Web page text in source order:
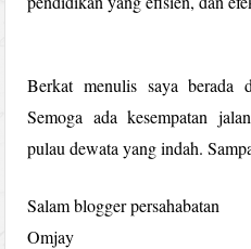
Berkat menulis saya berada
Semoga ada kesempatan
pulau dewata yang indah.
Salam blogger persahabatan
Omjay